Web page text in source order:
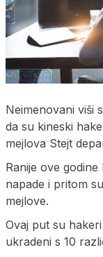
Neimenovani viši
da su kineski
mejlova Stejt
Ranije ove
napade i pritom
mejlove.
Ovaj put su
ukradeni s 10